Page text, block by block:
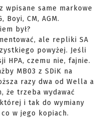
wpisane same markowe
Boyi, CM, AGM.
był?
ale repliki SA
powyżej. Jeśli
HPA, czemu nie, fajnie.
MB03 z SDiK na
razy dwa od Wella a
że trzeba wydawać
i tak do wymiany
w jego kopiach.